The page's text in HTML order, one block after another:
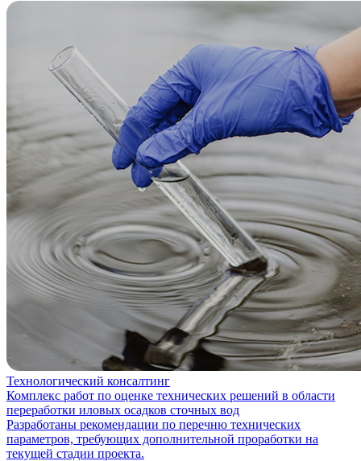
Технологический консалтинг
Комплекс работ по оценке технических решений в области
переработки иловых осадков сточных вод
Разработаны рекомендации по перечню технических
параметров, требующих дополнительной проработки на
текущей стадии проекта.